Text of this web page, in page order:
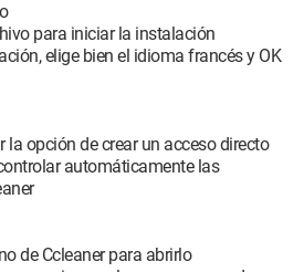
para iniciar la instalación
elige bien el idioma francés y OK
la opción de crear un acceso directo
automáticamente las
de Ccleaner para abrirlo